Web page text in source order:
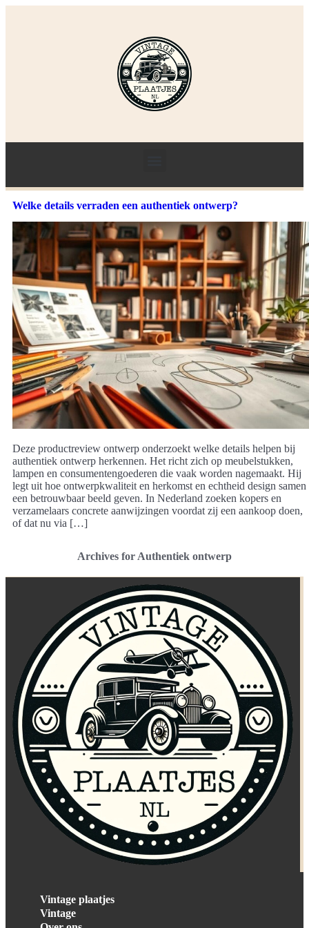
Welke details verraden een authentiek ontwerp?
Deze productreview ontwerp onderzoekt welke details helpen bij
authentiek ontwerp herkennen. Het richt zich op meubelstukken,
lampen en consumentengoederen die vaak worden nagemaakt. Hij
legt uit hoe ontwerpkwaliteit en herkomst en echtheid design samen
een betrouwbaar beeld geven. In Nederland zoeken kopers en
verzamelaars concrete aanwijzingen voordat zij een aankoop doen,
of dat nu via […]
Archives for Authentiek ontwerp
Vintage plaatjes
Vintage